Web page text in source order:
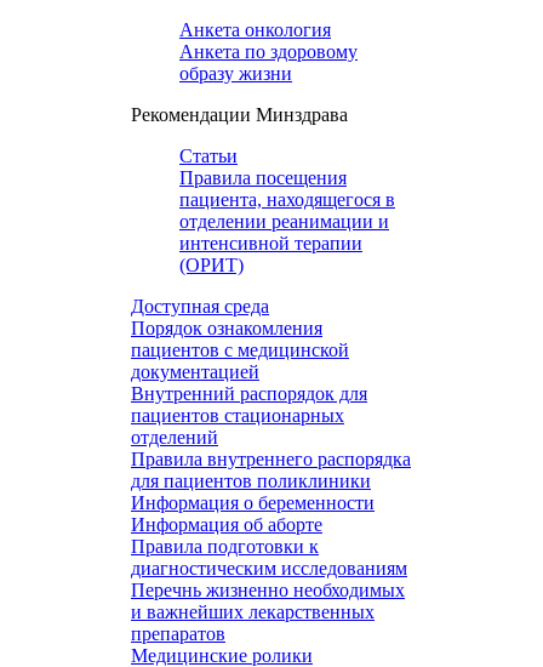
Анкета онкология
Анкета по здоровому
образу жизни
Рекомендации Минздрава
Статьи
Правила посещения
пациента, находящегося в
отделении реанимации и
интенсивной терапии
(ОРИТ)
Доступная среда
Порядок ознакомления
пациентов с медицинской
документацией
Внутренний распорядок для
пациентов стационарных
отделений
Правила внутреннего распорядка
для пациентов поликлиники
Информация о беременности
Информация об аборте
Правила подготовки к
диагностическим исследованиям
Перечнь жизненно необходимых
и важнейших лекарственных
препаратов
Медицинские ролики